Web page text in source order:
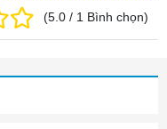
(5.0 / 1 Bình chọn)